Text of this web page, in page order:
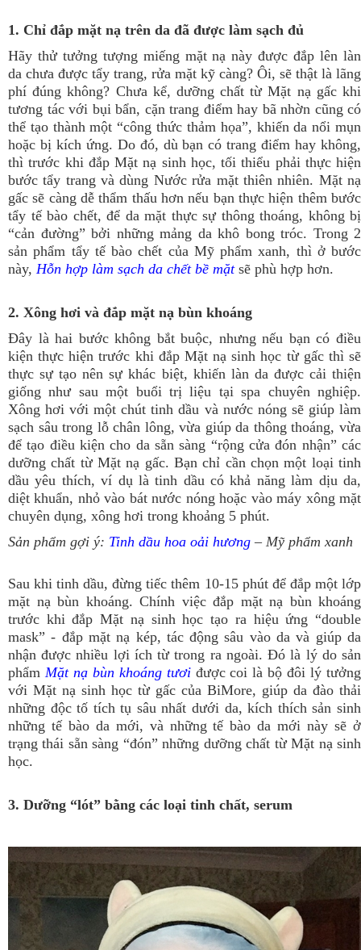
1. Chỉ đắp mặt nạ trên da đã được làm sạch đủ
Hãy thử tưởng tượng miếng mặt nạ này được đắp lên làn
da chưa được tẩy trang, rửa mặt kỹ càng? Ôi, sẽ thật là lãng
phí đúng không? Chưa kể, dưỡng chất từ Mặt nạ gấc khi
tương tác với bụi bẩn, cặn trang điểm hay bã nhờn cũng có
thể tạo thành một “công thức thảm họa”, khiến da nổi mụn
hoặc bị kích ứng. Do đó, dù bạn có trang điểm hay không,
thì trước khi đắp Mặt nạ sinh học, tối thiểu phải thực hiện
bước tẩy trang và dùng Nước rửa mặt thiên nhiên. Mặt nạ
gấc sẽ càng dễ thẩm thấu hơn nếu bạn thực hiện thêm bước
tẩy tế bào chết, để da mặt thực sự thông thoáng, không bị
“cản đường” bởi những mảng da khô bong tróc. Trong 2
sản phẩm tẩy tế bào chết của Mỹ phẩm xanh, thì ở bước
này, Hỗn hợp làm sạch da chết bề mặtsẽ phù hợp hơn.
2. Xông hơi và đắp mặt nạ bùn khoáng
Đây là hai bước không bắt buộc, nhưng nếu bạn có điều
kiện thực hiện trước khi đắp Mặt nạ sinh học từ gấc thì sẽ
thực sự tạo nên sự khác biệt, khiến làn da được cải thiện
giống như sau một buổi trị liệu tại spa chuyên nghiệp.
Xông hơi với một chút tinh dầu và nước nóng sẽ giúp làm
sạch sâu trong lỗ chân lông, vừa giúp da thông thoáng, vừa
để tạo điều kiện cho da sẵn sàng “rộng cửa đón nhận” các
dưỡng chất từ Mặt nạ gấc. Bạn chỉ cần chọn một loại tinh
dầu yêu thích, ví dụ là tinh dầu có khả năng làm dịu da,
diệt khuẩn, nhỏ vào bát nước nóng hoặc vào máy xông mặt
chuyên dụng, xông hơi trong khoảng 5 phút.
Sản phẩm gợi ý: Tinh dầu hoa oải hương – Mỹ phẩm xanh
Sau khi tinh dầu, đừng tiếc thêm 10-15 phút để đắp một lớp
mặt nạ bùn khoáng. Chính việc đắp mặt nạ bùn khoáng
trước khi đắp Mặt nạ sinh học tạo ra hiệu ứng “double
mask” - đắp mặt nạ kép, tác động sâu vào da và giúp da
nhận được nhiều lợi ích từ trong ra ngoài. Đó là lý do sản
phẩm Mặt nạ bùn khoáng tươiđược coi là bộ đôi lý tưởng
với Mặt nạ sinh học từ gấc của BiMore, giúp da đào thải
những độc tố tích tụ sâu nhất dưới da, kích thích sản sinh
những tế bào da mới, và những tế bào da mới này sẽ ở
trạng thái sẵn sàng “đón” những dưỡng chất từ Mặt nạ sinh
học.
3. Dưỡng “lót” bằng các loại tinh chất, serum